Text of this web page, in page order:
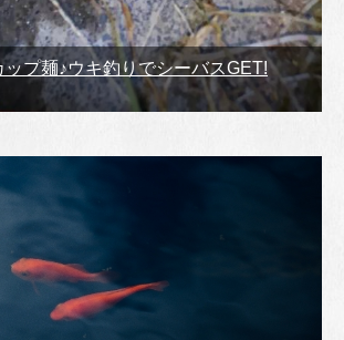
プ麺♪ウキ釣りでシーバスGET!